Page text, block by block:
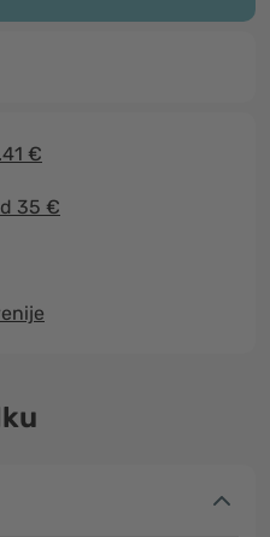
€
35 €